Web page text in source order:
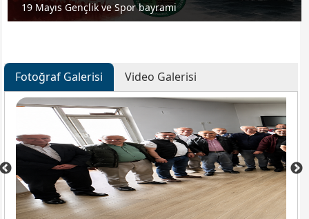
19 Mayıs Gençlik ve Spor bayrami
Fotoğraf Galerisi Video Galerisi